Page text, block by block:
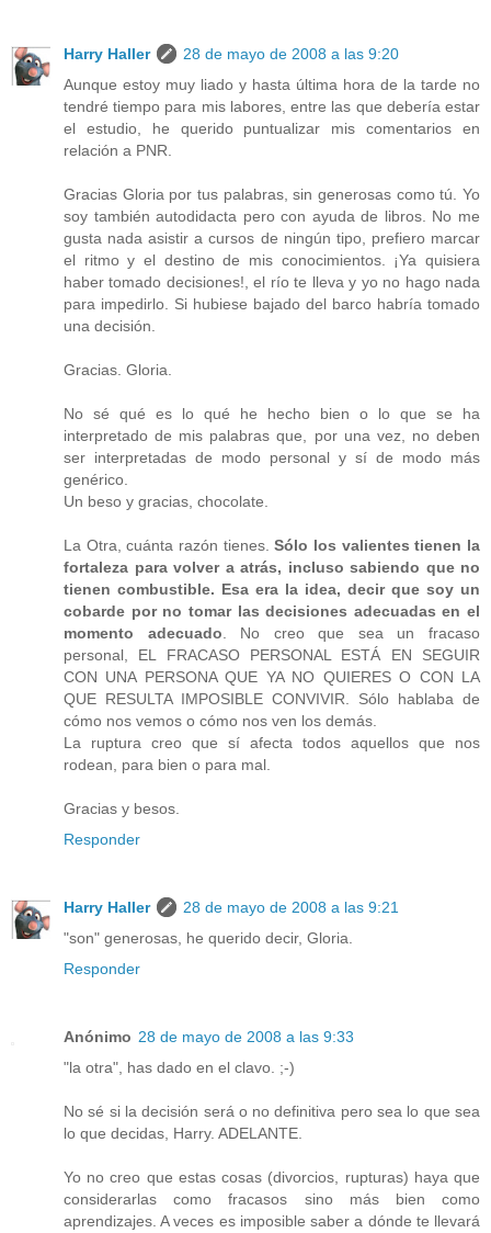
Harry Haller
28 de mayo de 2008 a las 9:20
Aunque estoy muy liado y hasta última hora de la tarde no
tendré tiempo para mis labores, entre las que debería estar
el estudio, he querido puntualizar mis comentarios en
relación a PNR.
Gracias Gloria por tus palabras, sin generosas como tú. Yo
soy también autodidacta pero con ayuda de libros. No me
gusta nada asistir a cursos de ningún tipo, prefiero marcar
el ritmo y el destino de mis conocimientos. ¡Ya quisiera
haber tomado decisiones!, el río te lleva y yo no hago nada
para impedirlo. Si hubiese bajado del barco habría tomado
una decisión.
Gracias. Gloria.
No sé qué es lo qué he hecho bien o lo que se ha
interpretado de mis palabras que, por una vez, no deben
ser interpretadas de modo personal y sí de modo más
genérico.
Un beso y gracias, chocolate.
La Otra, cuánta razón tienes.Sólo los valientes tienen la
fortaleza para volver a atrás, incluso sabiendo que no
tienen combustible. Esa era la idea, decir que soy un
cobarde por no tomar las decisiones adecuadas en el
momento adecuado . No creo que sea un fracaso
personal, EL FRACASO PERSONAL ESTÁ EN SEGUIR
CON UNA PERSONA QUE YA NO QUIERES O CON LA
QUE RESULTA IMPOSIBLE CONVIVIR. Sólo hablaba de
cómo nos vemos o cómo nos ven los demás.
La ruptura creo que sí afecta todos aquellos que nos
rodean, para bien o para mal.
Gracias y besos.
Responder
Harry Haller
28 de mayo de 2008 a las 9:21
"son" generosas, he querido decir, Gloria.
Responder
Anónimo 28 de mayo de 2008 a las 9:33
"la otra", has dado en el clavo. ;-)
No sé si la decisión será o no definitiva pero sea lo que sea
lo que decidas, Harry. ADELANTE.
Yo no creo que estas cosas (divorcios, rupturas) haya que
considerarlas como fracasos sino más bien como
aprendizajes. A veces es imposible saber a dónde te llevará